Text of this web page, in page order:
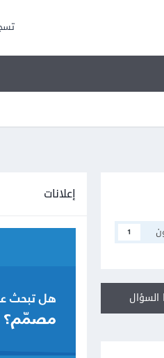
1
إعلانات